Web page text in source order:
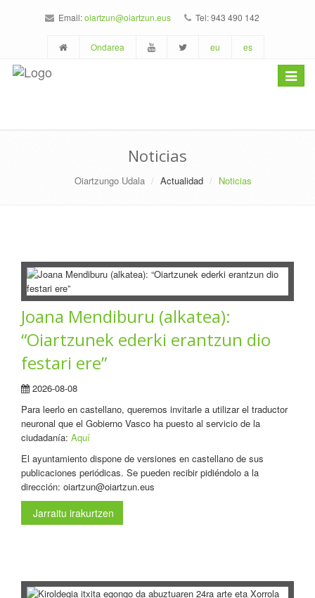
Email:oiartzun@oiartzun.eus Tel: 943 490 142
Ondarea eu es
Toggle
Noticias
Oiartzungo Udala Actualidad Noticias
Joana Mendiburu (alkatea):
“Oiartzunek ederki erantzun dio
festari ere”
2026-08-08
Para leerlo en castellano, queremos invitarle a utilizar el traductor
neuronal que el Gobierno Vasco ha puesto al servicio de la
ciudadanía: Aquí
El ayuntamiento dispone de versiones en castellano de sus
publicaciones periódicas. Se pueden recibir pidiéndolo a la
dirección: oiartzun@oiartzun.eus
Jarraitu irakurtzen